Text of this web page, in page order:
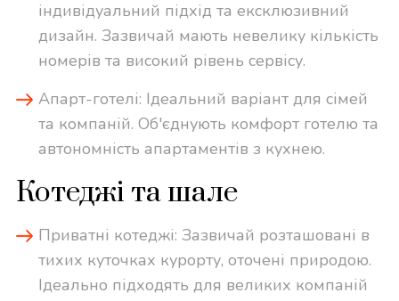
індивідуальний підхід та ексклюзивний
дизайн. Зазвичай мають невелику кількість
номерів та високий рівень сервісу.
Апарт-готелі: Ідеальний варіант для сімей
та компаній. Об'єднують комфорт готелю та
автономність апартаментів з кухнею.
Котеджі та шале
Приватні котеджі: Зазвичай розташовані в
тихих куточках курорту, оточені природою.
Ідеально підходять для великих компаній